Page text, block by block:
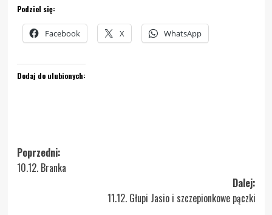
Podziel się:
Facebook X WhatsApp
Dodaj do ulubionych:
Zobacz
wpisy
Poprzedni:
10.12. Branka
Dalej:
11.12. Głupi Jasio i szczepionkowe pączki